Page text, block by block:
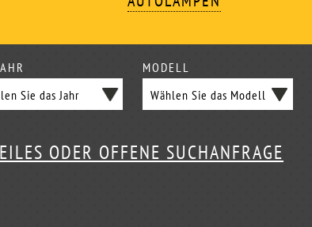
MODELL
ODER OFFENE SUCHANFRAGE